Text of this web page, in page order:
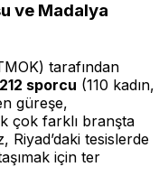
ve Madalya
tarafından
sporcu (110 kadın,
güreşe,
çok farklı branşta
Riyad’daki tesislerde
için ter